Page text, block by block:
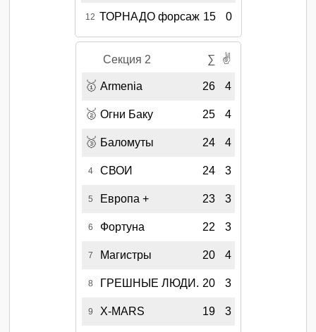
12 ТОРНАДО форсаж 15 0
Секция 2 ∑ ✌
🥇 Armenia 26 4
🥈 Огни Баку 25 4
🥉 Баломуты 24 4
4 СВОИ 24 3
5 Европа + 23 3
6 Фортуна 22 3
7 Магистры 20 4
8 ГРЕШНЫЕ ЛЮДИ. 20 3
9 X-MARS 19 3